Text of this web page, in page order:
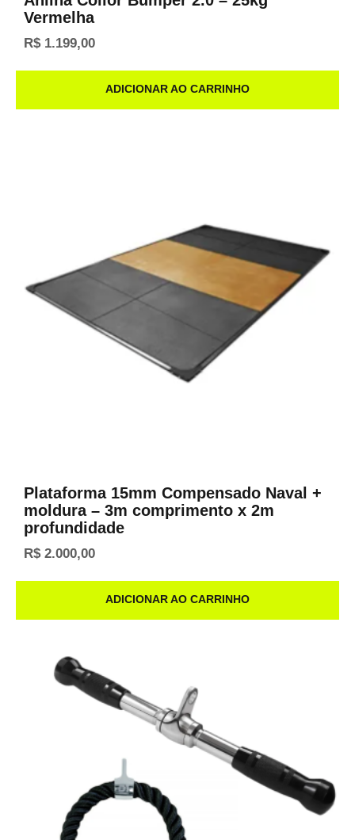
Vermelha
R$1.199,00
ADICIONAR AO CARRINHO
Plataforma 15mm Compensado Naval +
moldura – 3m comprimento x 2m
profundidade
R$2.000,00
ADICIONAR AO CARRINHO